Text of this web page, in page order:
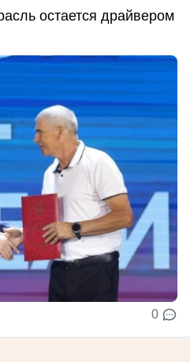
остается драйвером
0